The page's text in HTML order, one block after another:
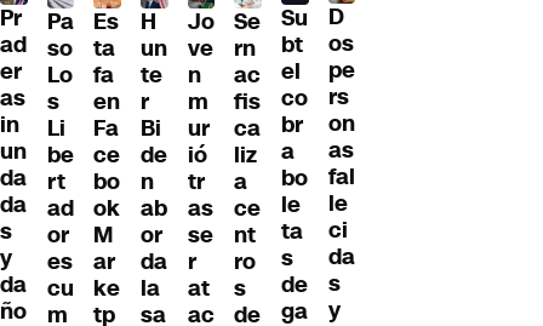
Pr
ad
er
as
in
un
da
da
s
y
da
ño
Pa
so
Lo
s
Li
be
rt
ad
or
es
cu
m
Es
ta
fa
en
Fa
ce
bo
ok
M
ar
ke
tp
H
un
te
r
Bi
de
n
ab
or
da
la
sa
Jo
ve
n
m
ur
ió
tr
as
se
r
at
ac
Se
rn
ac
fis
ca
liz
a
ce
nt
ro
s
de
Su
bt
el
co
br
a
bo
le
ta
s
de
ga
D
os
pe
rs
on
as
fal
le
ci
da
s
y